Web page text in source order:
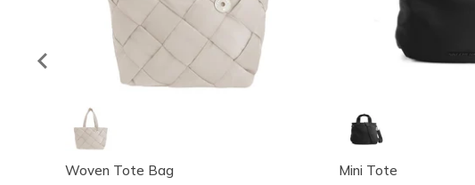
Woven Tote Bag Mini Tote